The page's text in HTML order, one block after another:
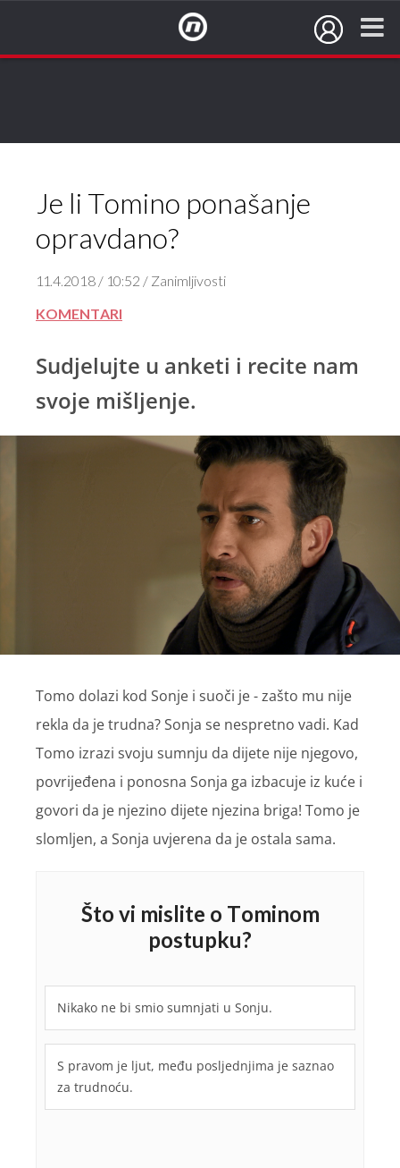
Je li Tomino ponašanje
opravdano?
11.4.2018 / 10:52 / Zanimljivosti
KOMENTARI
Sudjelujte u anketi i recite nam
svoje mišljenje.
Tomo dolazi kod Sonje i suoči je - zašto mu nije
rekla da je trudna? Sonja se nespretno vadi. Kad
Tomo izrazi svoju sumnju da dijete nije njegovo,
povrijeđena i ponosna Sonja ga izbacuje iz kuće i
govori da je njezino dijete njezina briga! Tomo je
slomljen, a Sonja uvjerena da je ostala sama.
Što vi mislite o Tominom
postupku?
Nikako ne bi smio sumnjati u Sonju.
S pravom je ljut, među posljednjima je saznao
za trudnoću.